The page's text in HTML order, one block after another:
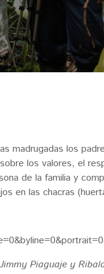
madrugadas los
los valores, el
de la familia y
en las chacras
Piaguaje y